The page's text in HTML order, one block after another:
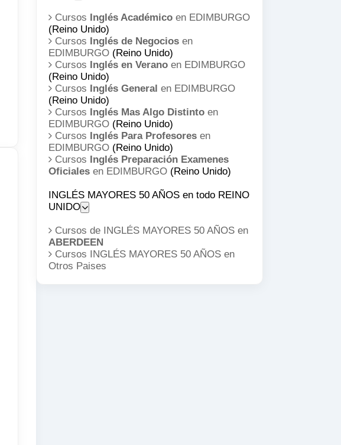
Cursos Inglés Académico en EDIMBURGO
(Reino Unido)
Cursos Inglés de Negocios en
EDIMBURGO (Reino Unido)
Cursos Inglés en Verano en EDIMBURGO
(Reino Unido)
Cursos Inglés General en EDIMBURGO
(Reino Unido)
Cursos Inglés Mas Algo Distinto en
EDIMBURGO (Reino Unido)
Cursos Inglés Para Profesores en
EDIMBURGO (Reino Unido)
Cursos Inglés Preparación Examenes
Oficiales en EDIMBURGO (Reino Unido)
INGLÉS MAYORES 50 AÑOS en todo REINO
UNIDO
Cursos de INGLÉS MAYORES 50 AÑOS en
ABERDEEN
Cursos INGLÉS MAYORES 50 AÑOS en
Otros Paises